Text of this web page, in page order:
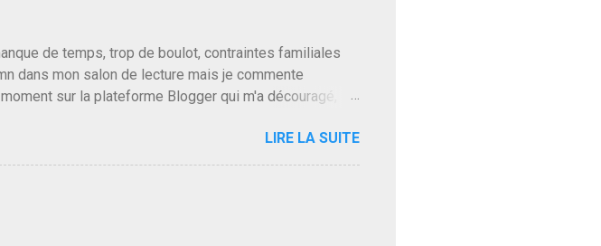
des américains en Normandie. Bayrou
de temps, trop de boulot, contraintes familiales
dans mon salon de lecture mais je commente
sur la plateforme Blogger qui m'a découragé,
à l'Europe via l'Ukraine reçoit des troupes de Kim Mes
paix et d'amour déclenchent l'intifada mondiale après
. Quelque part je ne peux pas franchement lui en
1700 morts, tu as envie d'exploser la gueule de
LIRE LA SUITE